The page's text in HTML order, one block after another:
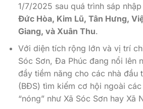
1/7/2025 sau quá trình sáp
Đức Hòa, Kim Lũ, Tân Hưng,
Giang, và Xuân Thu.
Với diện tích rộng lớn và vị trí
Sóc Sơn, Đa Phúc đang nổi lên
đầy tiềm năng cho các nhà đầu
(BĐS) tìm kiếm cơ hội ngoài
“nóng” như Xã Sóc Sơn hay Xã